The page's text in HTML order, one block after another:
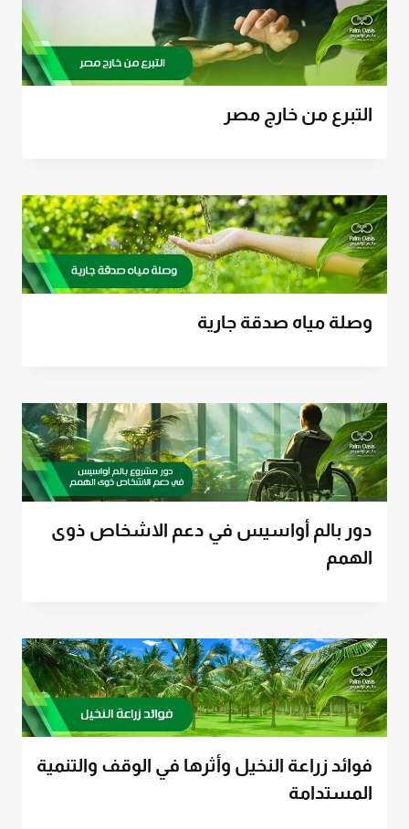
التبرع من خارج مصر
وصلة مياه صدقة جارية
دور بالم أواسيس في دعم الاشخاص ذوى
الهمم
فوائد زراعة النخيل وأثرها في الوقف والتنمية
المستدامة